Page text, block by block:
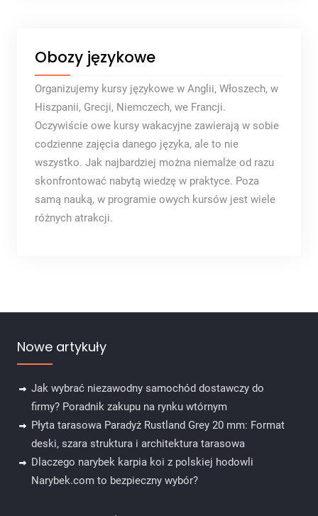
Obozy językowe
Organizujemy kursy językowe w Anglii, Włoszech, w
Hiszpanii, Grecji, Niemczech, we Francji.
Oczywiście owe kursy wakacyjne zawierają w sobie
codzienne zajęcia danego języka, ale to nie
wszystko. Jak najbardziej można niemalże od razu
skonfrontować nabytą wiedzę w praktyce. Poza
samą nauką, w programie owych kursów jest wiele
różnych atrakcji.
Nowe artykuły
Jak wybrać niezawodny samochód dostawczy do
firmy? Poradnik zakupu na rynku wtórnym
Płyta tarasowa Paradyż Rustland Grey 20 mm: Format
deski, szara struktura i architektura tarasowa
Dlaczego narybek karpia koi z polskiej hodowli
Narybek.com to bezpieczny wybór?